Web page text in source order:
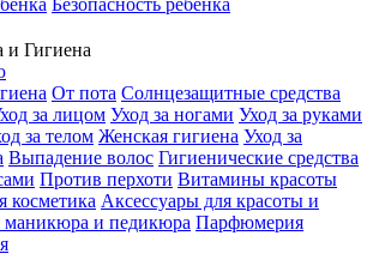
Безопасность ребенка
и Гигиена
От пота Солнцезащитные средства
за лицом Уход за ногами Уход за руками
за телом Женская гигиена Уход за
Выпадение волос Гигиенические средства
Против перхоти Витамины красоты
косметика Аксессуары для красоты и
маникюра и педикюра Парфюмерия